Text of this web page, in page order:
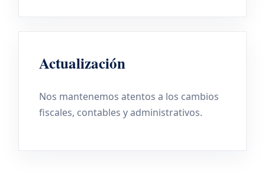
Actualización
Nos mantenemos atentos a los cambios
fiscales, contables y administrativos.